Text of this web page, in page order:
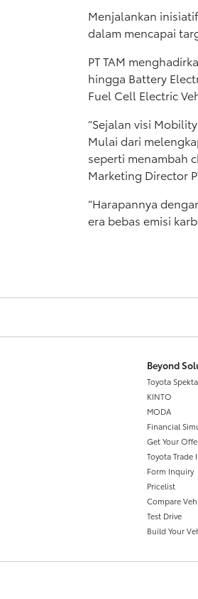
Menjalankan
dalam mencapai
PT TAM
hingga Battery
Fuel Cell Electric
“Sejalan visi
Mulai dari
seperti menambah
Marketing Director
“Harapannya
era bebas emisi
Beyond
Toyota
KINTO
MODA
Financial
Get Your
Toyota Trade
Form Inquiry
Pricelist
Compare
Test Drive
Build Your